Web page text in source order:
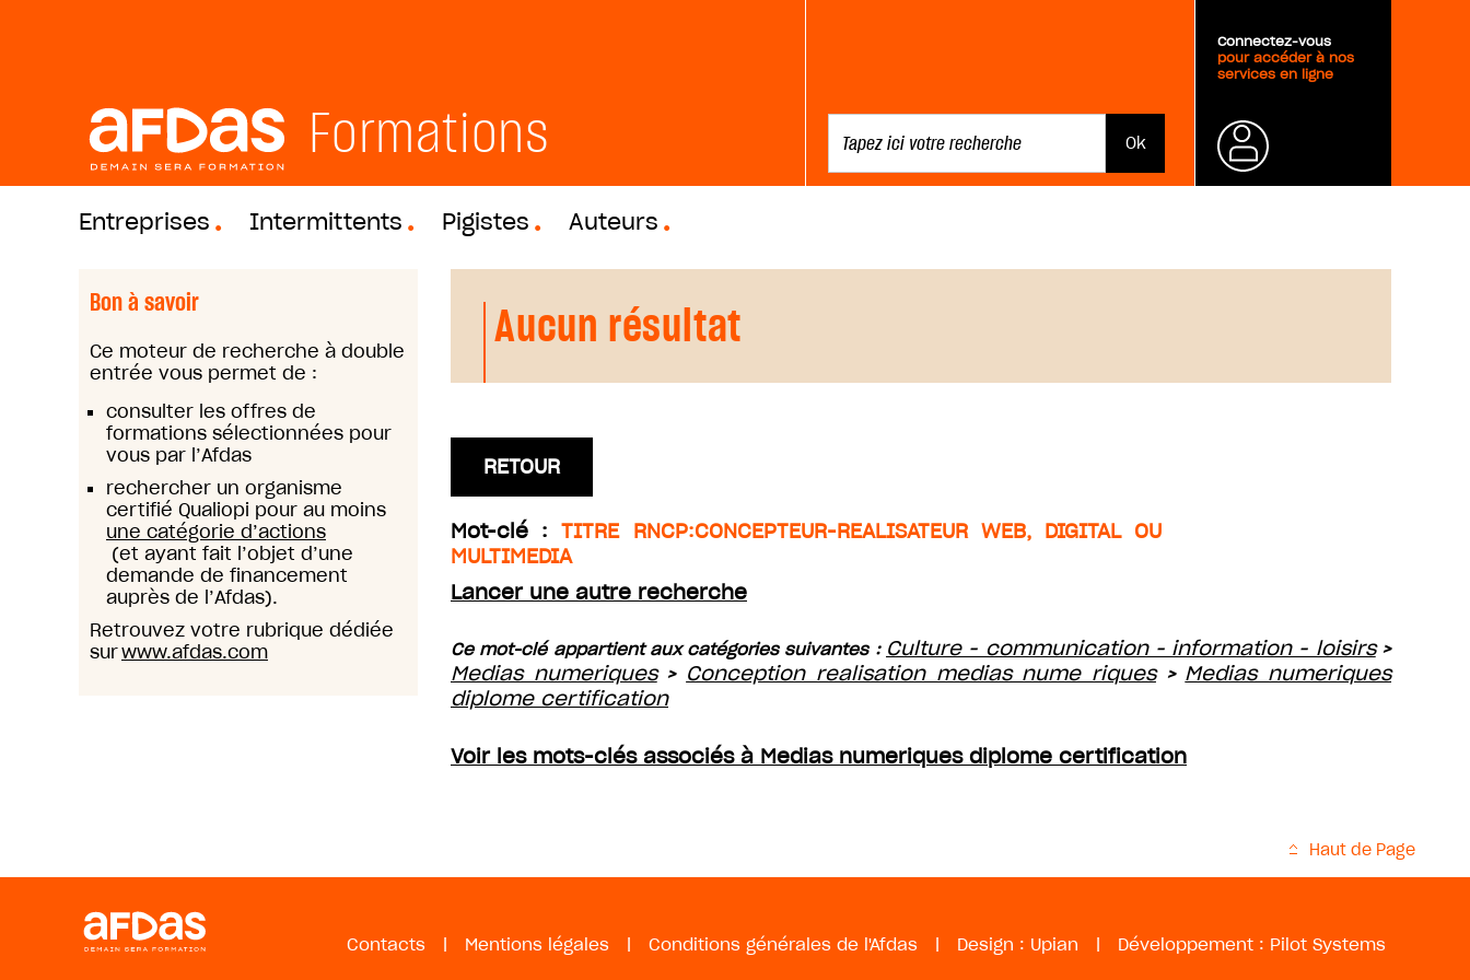
Formations
Connectez-vous
pour accéder à nos
services en ligne
Entreprises Intermittents Pigistes Auteurs
Bon à savoir
Ce moteur de recherche à double
entrée vous permet de :
consulter les offres de
formations sélectionnées pour
vous par l’Afdas
rechercher un organisme
certifié Qualiopi pour au moins
une catégorie d’actions
(et ayant fait l’objet d’une
demande de financement
auprès de l’Afdas).
Retrouvez votre rubrique dédiée
surwww.afdas.com
Aucun résultat
RETOUR
Mot-clé :TITRE RNCP:CONCEPTEUR-REALISATEUR WEB, DIGITAL OU
MULTIMEDIA
Lancer une autre recherche
Ce mot-clé appartient aux catégories suivantes : Culture - communication - information - loisirs>
Medias numeriques> Conception realisation medias nume riques> Medias numeriques
diplome certification
Voir les mots-clés associés à Medias numeriques diplome certification
Haut de Page
Contacts | Mentions légales | Conditions générales de l'Afdas | Design : Upian | Développement : Pilot Systems